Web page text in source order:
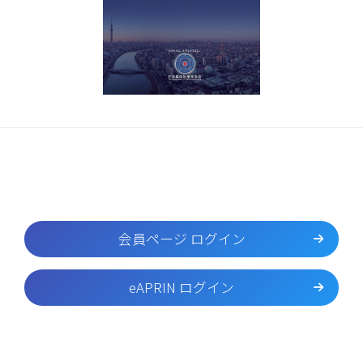
会員ページ ログイン
eAPRIN ログイン